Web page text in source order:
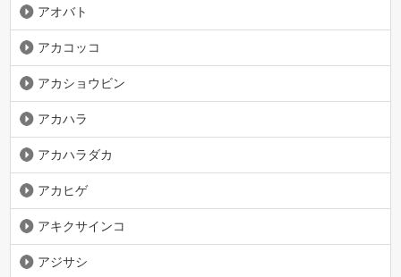
アオバト
アカコッコ
アカショウビン
アカハラ
アカハラダカ
アカヒゲ
アキクサインコ
アジサシ